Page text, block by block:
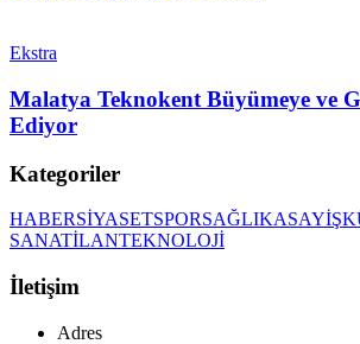
Ekstra
Malatya Teknokent Büyümeye ve
Ediyor
Kategoriler
HABERSİYASETSPORSAĞLIKASAYİŞ
SANATİLANTEKNOLOJİ
İletişim
Adres